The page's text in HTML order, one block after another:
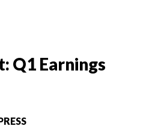
Q1 Earnings